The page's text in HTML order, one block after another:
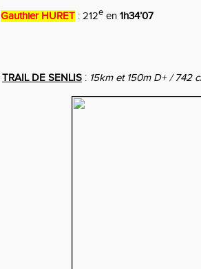
Gauthier HURET : 212e en 1h34’07
TRAIL DE SENLIS : 15km et 150m D+ / 742